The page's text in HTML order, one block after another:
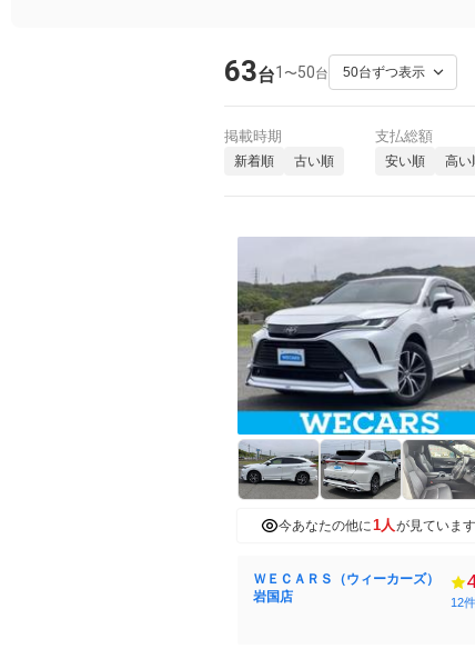
63台1 〜50台
掲載時期
新着順 古い順
支払総額
安い順 高い
今あなたの他に1人が見ています
ＷＥＣＡＲＳ（ウィーカーズ）
岩国店
12件